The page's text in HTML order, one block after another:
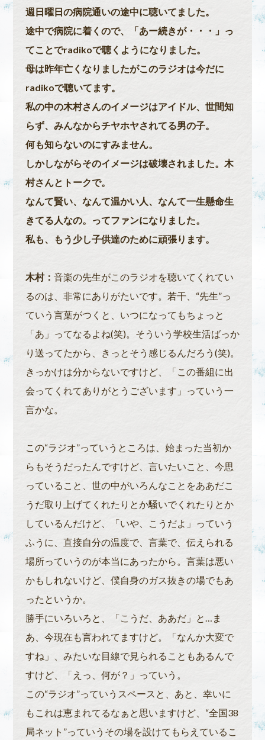
週日曜日の病院通いの途中に聴いてました。
途中で病院に着くので、「あー続きが・・・」っ
てことでradikoで聴くようになりました。
母は昨年亡くなりましたがこのラジオは今だに
radikoで聴いてます。
私の中の木村さんのイメージはアイドル、世間知
らず、みんなからチヤホヤされてる男の子。
何も知らないのにすみません。
しかしながらそのイメージは破壊されました。木
村さんとトークで。
なんて賢い、なんて温かい人、なんて一生懸命生
きてる人なの。ってファンになりました。
私も、もう少し子供達のために頑張ります。
木村： 音楽の先生がこのラジオを聴いてくれてい
るのは、非常にありがたいです。若干、“先生”っ
ていう言葉がつくと、いつになってもちょっと
「あ」ってなるよね(笑)。そういう学校生活ばっか
り送ってたから、きっとそう感じるんだろう(笑)。
きっかけは分からないですけど、「この番組に出
会ってくれてありがとうございます」っていう一
言かな。
この“ラジオ”っていうところは、始まった当初か
らもそうだったんですけど、言いたいこと、今思
っていること、世の中がいろんなことをああだこ
うだ取り上げてくれたりとか騒いでくれたりとか
しているんだけど、「いや、こうだよ」っていう
ふうに、直接自分の温度で、言葉で、伝えられる
場所っていうのが本当にあったから。言葉は悪い
かもしれないけど、僕自身のガス抜きの場でもあ
ったというか。
勝手にいろいろと、「こうだ、ああだ」と…ま
あ、今現在も言われてますけど。「なんか大変で
すね」、みたいな目線で見られることもあるんで
すけど、「えっ、何が？」っていう。
この“ラジオ”っていうスペースと、あと、幸いに
もこれは恵まれてるなぁと思いますけど、“全国38
局ネット”っていうその場を設けてもらえているこ